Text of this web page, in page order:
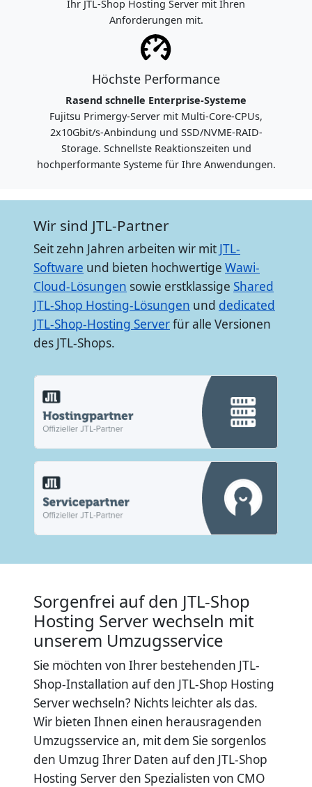
Ihr JTL-Shop Hosting Server mit Ihren
Anforderungen mit.
Höchste Performance
Rasend schnelle Enterprise-Systeme
Fujitsu Primergy-Server mit Multi-Core-CPUs,
2x10Gbit/s-Anbindung und SSD/NVME-RAID-
Storage. Schnellste Reaktionszeiten und
hochperformante Systeme für Ihre Anwendungen.
Wir sind JTL-Partner
Seit zehn Jahren arbeiten wir mit JTL-
Software und bieten hochwertige Wawi-
Cloud-Lösungen sowie erstklassige Shared
JTL-Shop Hosting-Lösungen und dedicated
JTL-Shop-Hosting Serverfür alle Versionen
des JTL-Shops.
Sorgenfrei auf den JTL-Shop
Hosting Server wechseln mit
unserem Umzugsservice
Sie möchten von Ihrer bestehenden JTL-
Shop-Installation auf den JTL-Shop Hosting
Server wechseln? Nichts leichter als das.
Wir bieten Ihnen einen herausragenden
Umzugsservice an, mit dem Sie sorgenlos
den Umzug Ihrer Daten auf den JTL-Shop
Hosting Server den Spezialisten von CMO